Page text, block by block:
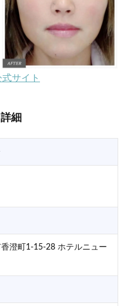
サイト
細
澄町1-15-28 ホテルニュー